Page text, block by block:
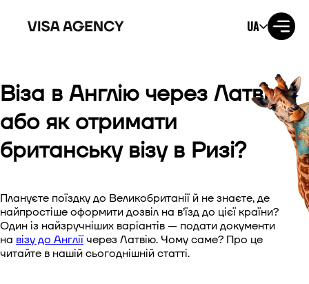
UA
Віза до США
Віза до Великобританії
Віза до Ірландії
Віза до Канади
Віза до Австралії
Віза в Англію через Латвію
або як отримати
британську візу в Ризі?
Плануєте поїздку до Великобританії й не знаєте, де
найпростіше оформити дозвіл на в’їзд до цієї країни?
Один із найзручніших варіантів — подати документи
на візу до Англії через Латвію. Чому саме? Про це
читайте в нашій сьогоднішній статті.